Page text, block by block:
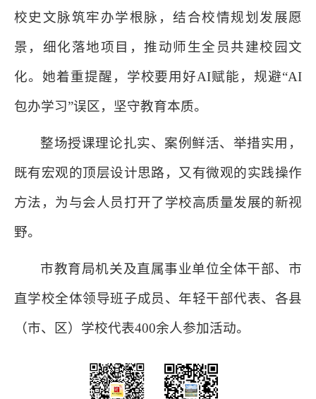
校史文脉筑牢办学根脉，结合校情规划发展愿
景，细化落地项目，推动师生全员共建校园文
化。她着重提醒，学校要用好AI赋能，规避“AI
包办学习”误区，坚守教育本质。
整场授课理论扎实、案例鲜活、举措实用，
既有宏观的顶层设计思路，又有微观的实践操作
方法，为与会人员打开了学校高质量发展的新视
野。
市教育局机关及直属事业单位全体干部、市
直学校全体领导班子成员、年轻干部代表、各县
（市、区）学校代表400余人参加活动。